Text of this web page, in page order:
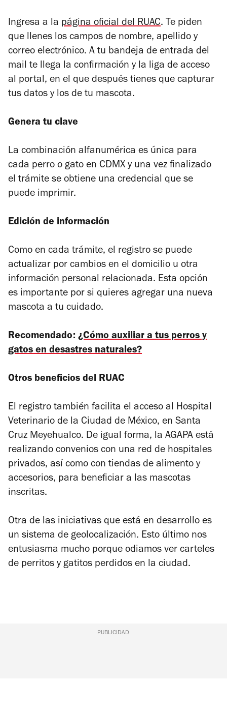
Ingresa a la página oficial del RUAC. Te piden
que llenes los campos de nombre, apellido y
correo electrónico. A tu bandeja de entrada del
mail te llega la confirmación y la liga de acceso
al portal, en el que después tienes que capturar
tus datos y los de tu mascota.
Genera tu clave
La combinación alfanumérica es única para
cada perro o gato en CDMX y una vez finalizado
el trámite se obtiene una credencial que se
puede imprimir.
Edición de información
Como en cada trámite, el registro se puede
actualizar por cambios en el domicilio u otra
información personal relacionada. Esta opción
es importante por si quieres agregar una nueva
mascota a tu cuidado.
Recomendado: ¿Cómo auxiliar a tus perros y
gatos en desastres naturales?
Otros beneficios del RUAC
El registro también facilita el acceso al Hospital
Veterinario de la Ciudad de México, en Santa
Cruz Meyehualco. De igual forma, la AGAPA está
realizando convenios con una red de hospitales
privados, así como con tiendas de alimento y
accesorios, para beneficiar a las mascotas
inscritas.
Otra de las iniciativas que está en desarrollo es
un sistema de geolocalización. Esto último nos
entusiasma mucho porque odiamos ver carteles
de perritos y gatitos perdidos en la ciudad.
PUBLICIDAD